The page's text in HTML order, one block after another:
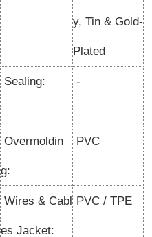
y, Tin & Gold-
Plated
Sealing: -
Overmoldin
g:
PVC
Wires & Cabl
es Jacket:
PVC / TPE